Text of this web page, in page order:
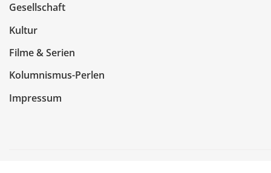
Gesellschaft
Kultur
Filme & Serien
Kolumnismus-Perlen
Impressum